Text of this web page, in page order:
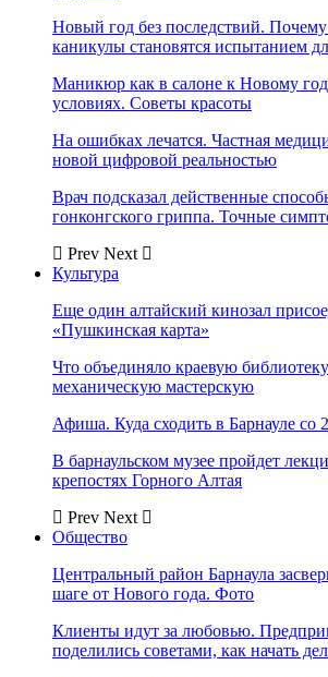
Новый год без последствий.
каникулы становятся испытанием
Маникюр как в салоне к Новому
условиях. Советы красоты
На ошибках лечатся. Частная
новой цифровой реальностью
Врач подсказал действенные
гонконгского гриппа. Точные
Prev Next
Культура
Еще один алтайский кинозал
«Пушкинская карта»
Что объединяло краевую
механическую мастерскую
Афиша. Куда сходить в Барнауле со
В барнаульском музее пройдет
крепостях Горного Алтая
Prev Next
Общество
Центральный район Барнаула
шаге от Нового года. Фото
Клиенты идут за любовью.
поделились советами, как начать